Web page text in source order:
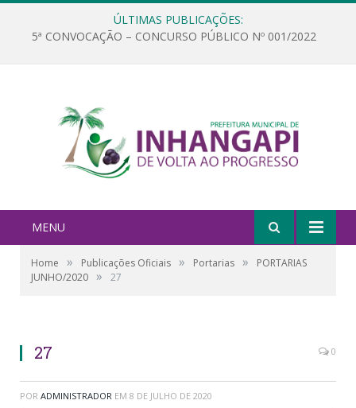
ÚLTIMAS PUBLICAÇÕES:
5ª CONVOCAÇÃO – CONCURSO PÚBLICO Nº 001/2022
MENU
Home » Publicações Oficiais » Portarias »
PORTARIAS
JUNHO/2020 » 27
27 0
POR ADMINISTRADOR EM 8 DE JULHO DE 2020